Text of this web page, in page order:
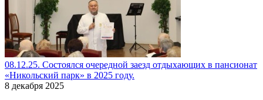
08.12.25. Состоялся очередной заезд отдыхающих в пансионат
«Никольский парк» в 2025 году.
8 декабря 2025